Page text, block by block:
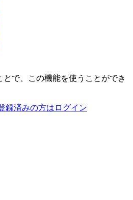
で、この機能を使うことができ
録済みの方はログイン